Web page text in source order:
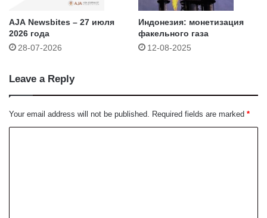
AJA Newsbites – 27 июля
2026 года
28-07-2026
Индонезия: монетизация
факельного газа
12-08-2025
Leave a Reply
Your email address will not be published. Required fields are marked *